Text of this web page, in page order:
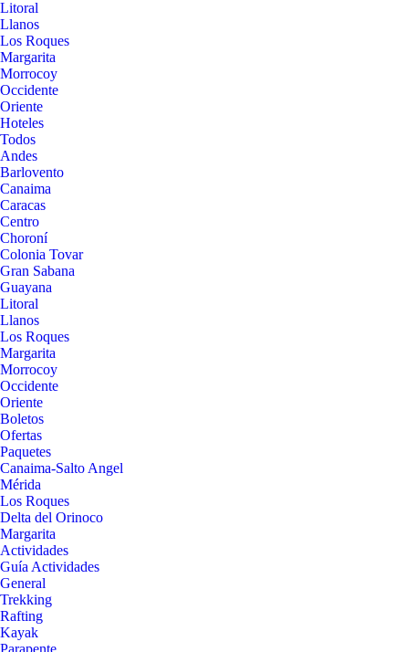
Litoral
Llanos
Los Roques
Margarita
Morrocoy
Occidente
Oriente
Hoteles
Todos
Andes
Barlovento
Canaima
Caracas
Centro
Choroní
Colonia Tovar
Gran Sabana
Guayana
Litoral
Llanos
Los Roques
Margarita
Morrocoy
Occidente
Oriente
Boletos
Ofertas
Paquetes
Canaima-Salto Angel
Mérida
Los Roques
Delta del Orinoco
Margarita
Actividades
Guía Actividades
General
Trekking
Rafting
Kayak
Parapente